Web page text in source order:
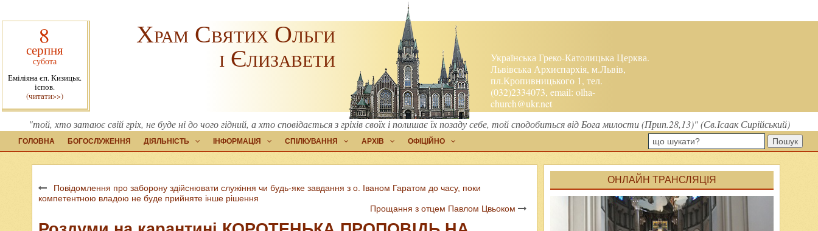
8
серпня
субота
Еміліяна єп. Кизицьк.
іспов.
(читати>>)
Українська Греко-Католицька Церква.
Львівська Архиєпархія, м.Львів,
пл.Кропивницького 1, тел.
(032)2334073, email:olha-
church@ukr.net
Храм Святих Ольги
і Єлизавети
"той, хто затаює свій гріх, не буде ні до чого гідний, а хто сповідається з гріхів своїх і полишає їх позаду себе, той сподобиться від Бога милости (Прип.28,13)" (Св.Ісаак Сирійський)
ГОЛОВНА БОГОСЛУЖЕННЯ ДІЯЛЬНІСТЬ ІНФОРМАЦІЯ СПІЛКУВАННЯ АРХІВ ОФІЦІЙНО Пошук
Повідомлення про заборону здійснювати служіння чи будь-яке завдання з о. Іваном Гаратом до часу, поки
компетентною владою не буде прийняте інше рішення
Прощання з отцем Павлом Цвьоком
ОНЛАЙН ТРАНСЛЯЦІЯ